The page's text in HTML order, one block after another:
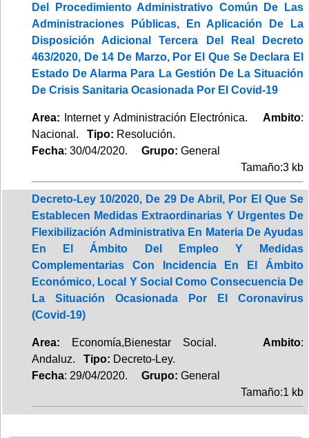
Del Procedimiento Administrativo Común De Las
Administraciones Públicas, En Aplicación De La
Disposición Adicional Tercera Del Real Decreto
463/2020, De 14 De Marzo, Por El Que Se Declara El
Estado De Alarma Para La Gestión De La Situación
De Crisis Sanitaria Ocasionada Por El Covid-19
Area: Internet y Administración Electrónica. Ambito:
Nacional. Tipo: Resolución.
Fecha: 30/04/2020. Grupo: General
Tamaño:3 kb
Decreto-Ley 10/2020, De 29 De Abril, Por El Que Se
Establecen Medidas Extraordinarias Y Urgentes De
Flexibilización Administrativa En Materia De Ayudas
En El Ámbito Del Empleo Y Medidas
Complementarias Con Incidencia En El Ámbito
Económico, Local Y Social Como Consecuencia De
La Situación Ocasionada Por El Coronavirus
(Covid-19)
Area: Economía,Bienestar Social. Ambito:
Andaluz. Tipo: Decreto-Ley.
Fecha: 29/04/2020. Grupo: General
Tamaño:1 kb